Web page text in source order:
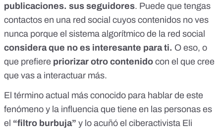
publicaciones. sus seguidores. Puede que tengas
contactos en una red social cuyos contenidos no ves
nunca porque el sistema algorítmico de la red social
considera que no es interesante para ti. O eso, o
que prefiere priorizar otro contenido con el que cree
que vas a interactuar más.
El término actual más conocido para hablar de este
fenómeno y la influencia que tiene en las personas es
el “filtro burbuja” y lo acuñó el ciberactivista Eli